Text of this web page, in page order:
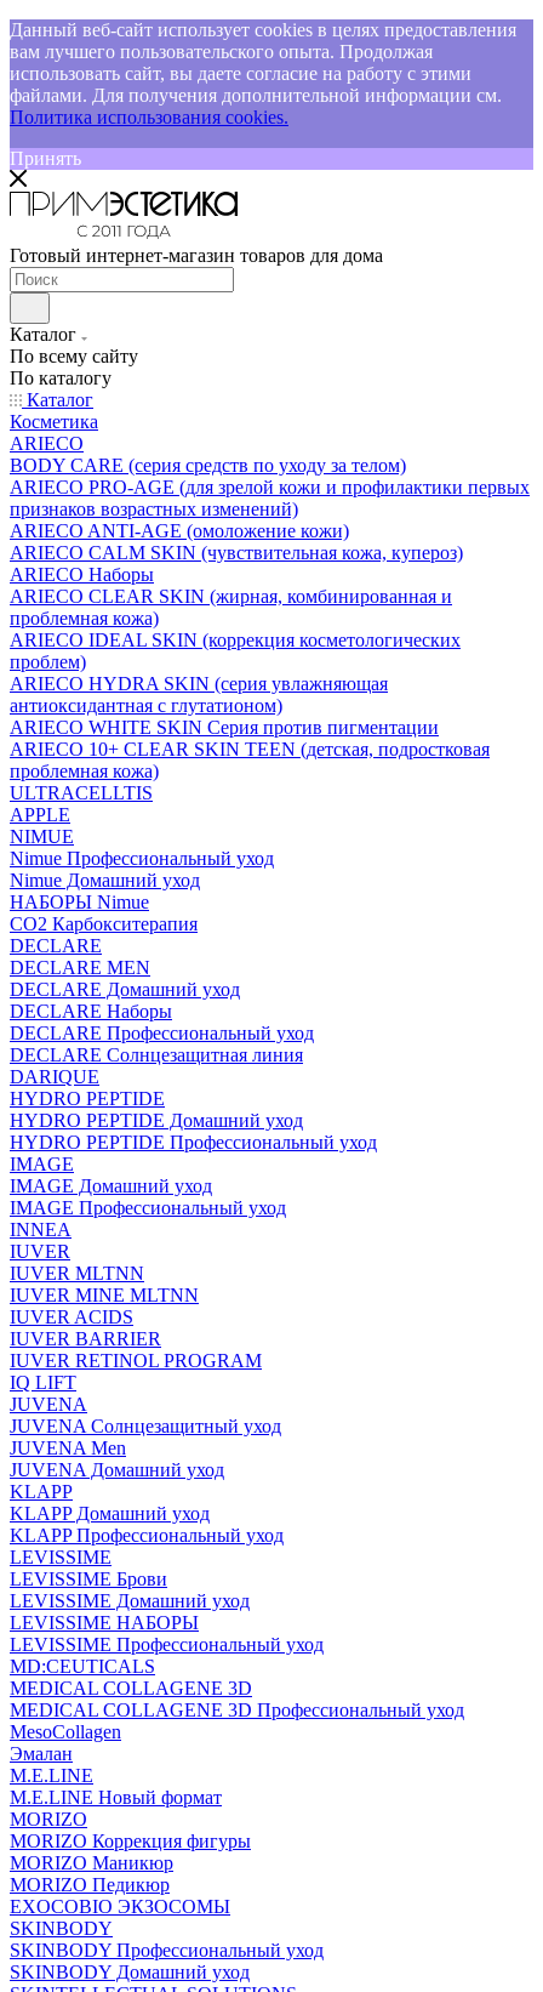
Данный веб-сайт использует cookies в целях предоставления
вам лучшего пользовательского опыта. Продолжая
использовать сайт, вы даете согласие на работу с этими
файлами. Для получения дополнительной информации см.
Политика использования cookies.
Принять
Готовый интернет-магазин товаров для дома
Каталог
По всему сайту
По каталогу
Каталог
Косметика
ARIECO
BODY CARE (серия средств по уходу за телом)
ARIECO PRO-AGE (для зрелой кожи и профилактики первых
признаков возрастных изменений)
ARIECO ANTI-AGE (омоложение кожи)
ARIECO CALM SKIN (чувствительная кожа, купероз)
ARIECO Наборы
ARIECO CLEAR SKIN (жирная, комбинированная и
проблемная кожа)
ARIECO IDEAL SKIN (коррекция косметологических
проблем)
ARIECO HYDRA SKIN (серия увлажняющая
антиоксидантная с глутатионом)
ARIECO WHITE SKIN Серия против пигментации
ARIECO 10+ CLEAR SKIN TEEN (детская, подростковая
проблемная кожа)
ULTRACELLTIS
APPLE
NIMUE
Nimue Профессиональный уход
Nimue Домашний уход
НАБОРЫ Nimue
CO2 Карбокситерапия
DECLARE
DECLARE MEN
DECLARE Домашний уход
DECLARE Наборы
DECLARE Профессиональный уход
DECLARE Солнцезащитная линия
DARIQUE
HYDRO PEPTIDE
HYDRO PEPTIDE Домашний уход
HYDRO PEPTIDE Профессиональный уход
IMAGE
IMAGE Домашний уход
IMAGE Профессиональный уход
INNEA
IUVER
IUVER MLTNN
IUVER MINE MLTNN
IUVER ACIDS
IUVER BARRIER
IUVER RETINOL PROGRAM
IQ LIFT
JUVENA
JUVENA Солнцезащитный уход
JUVENA Men
JUVENA Домашний уход
KLAPP
KLAPP Домашний уход
KLAPP Профессиональный уход
LEVISSIME
LEVISSIME Брови
LEVISSIME Домашний уход
LEVISSIME НАБОРЫ
LEVISSIME Профессиональный уход
MD:CEUTICALS
MEDICAL COLLAGENE 3D
MEDICAL COLLAGENE 3D Профессиональный уход
MesoCollagen
Эмалан
M.E.LINE
M.E.LINE Новый формат
MORIZO
MORIZO Коррекция фигуры
MORIZO Маникюр
MORIZO Педикюр
EXOCOBIO ЭКЗОСОМЫ
SKINBODY
SKINBODY Профессиональный уход
SKINBODY Домашний уход